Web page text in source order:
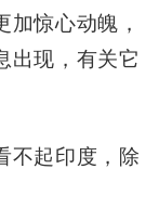
惊心动魄，
出现，有关它
不起印度，除